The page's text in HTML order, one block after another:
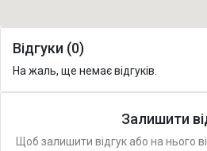
Відгуки (0)
На жаль, ще немає відгуків.
Залишити
Щоб залишити відгук або на нього